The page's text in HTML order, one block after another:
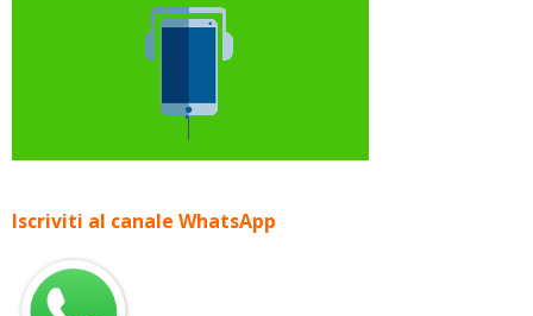
Iscriviti al canale WhatsApp